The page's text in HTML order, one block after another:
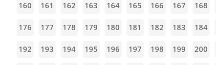
160 161 162 163 164 165 166 167 168
176 177 178 179 180 181 182 183 184
192 193 194 195 196 197 198 199 200